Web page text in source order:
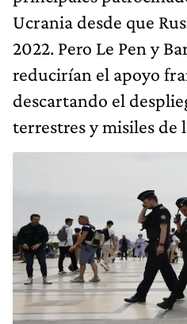
Ucrania desde que
2022. Pero Le Pen y
reducirían el apoyo
descartando el
terrestres y misiles de